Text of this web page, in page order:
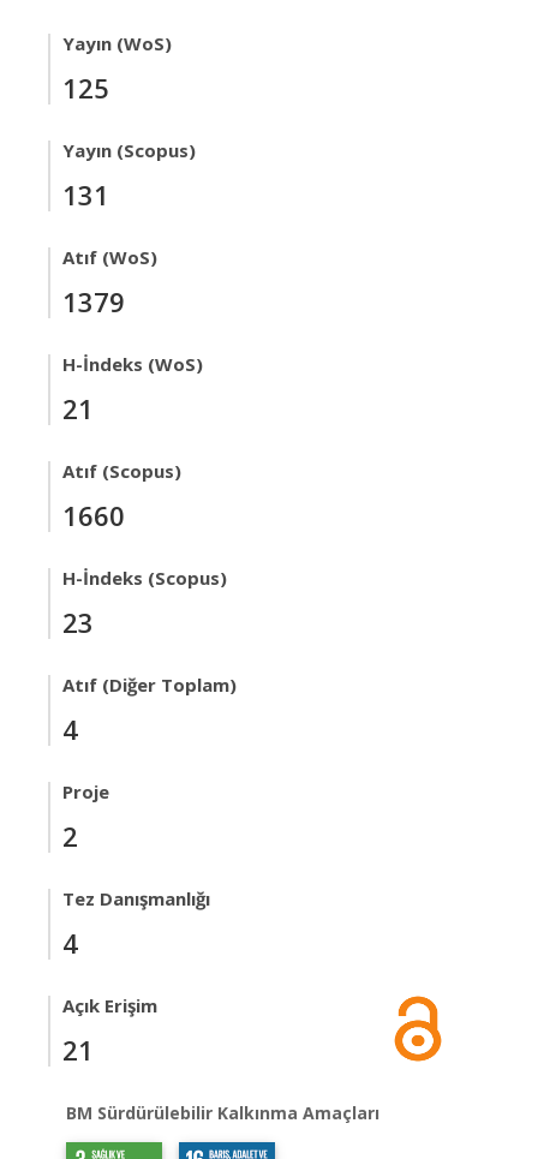
Yayın (WoS)
125
Yayın (Scopus)
131
Atıf (WoS)
1379
H-İndeks (WoS)
21
Atıf (Scopus)
1660
H-İndeks (Scopus)
23
Atıf (Diğer Toplam)
4
Proje
2
Tez Danışmanlığı
4
Açık Erişim
21
BM Sürdürülebilir Kalkınma Amaçları